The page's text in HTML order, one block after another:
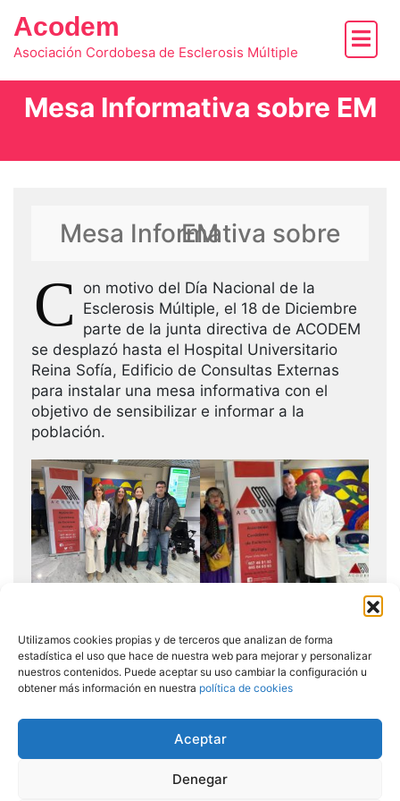
Utilizamos cookies propias y de terceros que analizan de forma
estadística el uso que hace de nuestra web para mejorar y personalizar
nuestros contenidos. Puede aceptar su uso cambiar la configuración u
obtener más información en nuestra política de cookies
Aceptar
Denegar
content
Acodem
Asociación Cordobesa de Esclerosis Múltiple
Mesa Informativa sobre EM
Mesa Informativa sobre EM
C
on motivo del Día Nacional de la
Esclerosis Múltiple, el 18 de Diciembre
parte de la junta directiva de ACODEM
se desplazó hasta el Hospital Universitario
Reina Sofía, Edificio de Consultas Externas
para instalar una mesa informativa con el
objetivo de sensibilizar e informar a la
población.
Copyright © 2026 Todos los derechos reservados